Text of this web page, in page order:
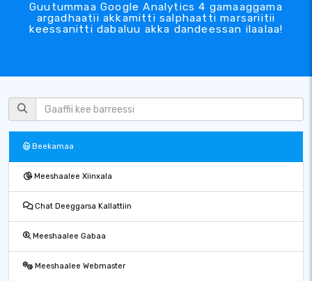
Guutummaa Google Analytics 4 gamaaggama
argadhaatii akkamitti salphaatti marsariitii
keessanitti dabaluu akka dandeessan ilaalaa!
Beekamaa
Meeshaalee Xiinxala
Chat Deeggarsa Kallattiin
Meeshaalee Gabaa
Meeshaalee Webmaster